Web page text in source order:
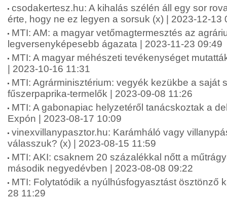
csodakertesz.hu: A kihalás szélén áll egy sor
érte, hogy ne ez legyen a sorsuk (x) | 2023-12-13
MTI: AM: a magyar vetőmagtermesztés az
legversenyképesebb ágazata | 2023-11-23 09:49
MTI: A magyar méhészeti tevékenységet
| 2023-10-16 11:31
MTI: Agrárminisztérium: vegyék kezükbe a saját
fűszerpaprika-termelők | 2023-09-08 11:26
MTI: A gabonapiac helyzetéről tanácskoztak a
Expón | 2023-08-17 10:09
vinexvillanypasztor.hu: Karámháló vagy
válasszuk? (x) | 2023-08-15 11:59
MTI: AKI: csaknem 20 százalékkal nőtt a
második negyedévben | 2023-08-08 09:22
MTI: Folytatódik a nyúlhúsfogyasztást ösztönző
28 11:29